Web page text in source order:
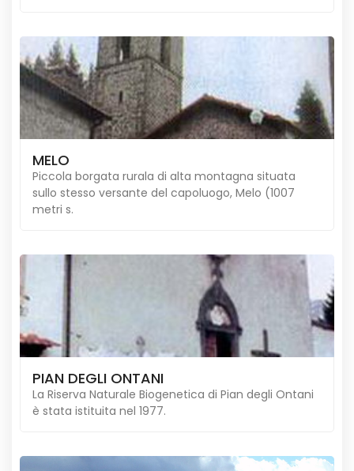
MELO
Piccola borgata rurala di alta montagna situata
sullo stesso versante del capoluogo, Melo (1007
metri s.
PIAN DEGLI ONTANI
La Riserva Naturale Biogenetica di Pian degli Ontani
è stata istituita nel 1977.